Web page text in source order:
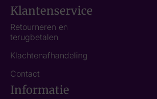
Klantenservice
Retourneren en
terugbetalen
Klachtenafhandeling
Contact
Informatie